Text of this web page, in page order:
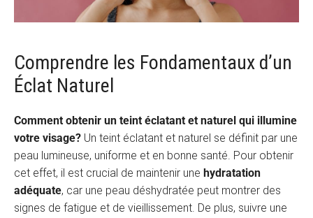
Comprendre les Fondamentaux d’un
Éclat Naturel
Comment obtenir un teint éclatant et naturel qui illumine
votre visage? Un teint éclatant et naturel se définit par une
peau lumineuse, uniforme et en bonne santé. Pour obtenir
cet effet, il est crucial de maintenir une hydratation
adéquate, car une peau déshydratée peut montrer des
signes de fatigue et de vieillissement. De plus, suivre une